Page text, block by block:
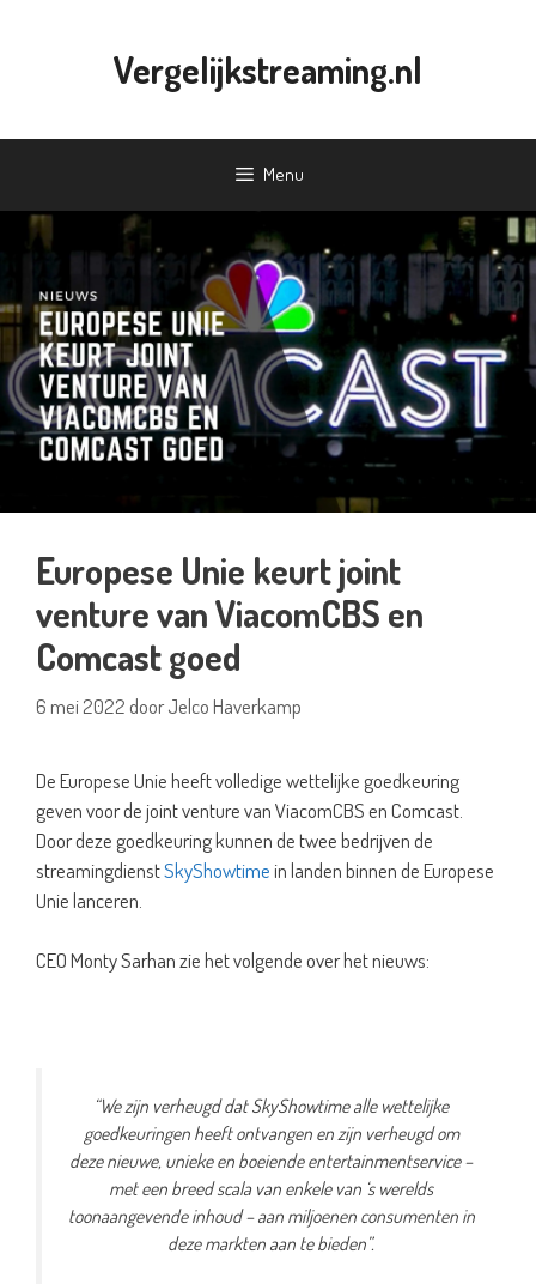
Vergelijkstreaming.nl
Menu
Europese Unie keurt joint
venture van ViacomCBS en
Comcast goed
6 mei 2022 doorJelco Haverkamp
De Europese Unie heeft volledige wettelijke goedkeuring
geven voor de joint venture van ViacomCBS en Comcast.
Door deze goedkeuring kunnen de twee bedrijven de
streamingdienstSkyShowtimein landen binnen de Europese
Unie lanceren.
CEO Monty Sarhan zie het volgende over het nieuws:
“We zijn verheugd dat SkyShowtime alle wettelijke
goedkeuringen heeft ontvangen en zijn verheugd om
deze nieuwe, unieke en boeiende entertainmentservice –
met een breed scala van enkele van ‘s werelds
toonaangevende inhoud – aan miljoenen consumenten in
deze markten aan te bieden”.